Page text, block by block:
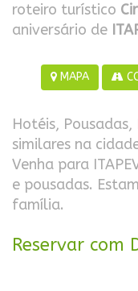
roteiro turístico
aniversário de
MAPA
Hotéis,
similares na
Venha para
e pousadas.
família.
Reservar com